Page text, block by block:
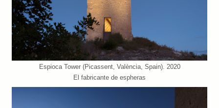
Espioca Tower (Picassent, València, Spain). 2020
El fabricante de espheras